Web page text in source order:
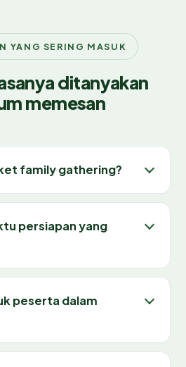
YANG SERING MASUK
ditanyakan
memesan
family gathering?
persiapan yang
peserta dalam